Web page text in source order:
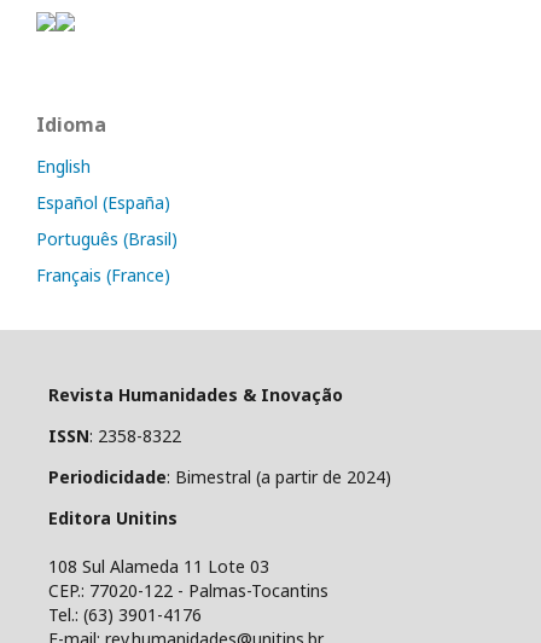
Idioma
English
Español (España)
Português (Brasil)
Français (France)
Revista Humanidades & Inovação
ISSN: 2358-8322
Periodicidade: Bimestral (a partir de 2024)
Editora Unitins
108 Sul Alameda 11 Lote 03
CEP.: 77020-122 - Palmas-Tocantins
Tel.: (63) 3901-4176